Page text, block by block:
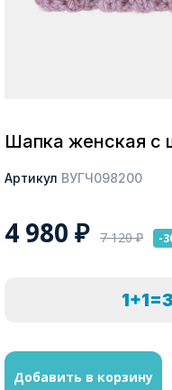
Шапка женская с
Артикул ВУГЧ098200
4 980 ₽ 7 120₽ -
1+1=3
Добавить в корзину